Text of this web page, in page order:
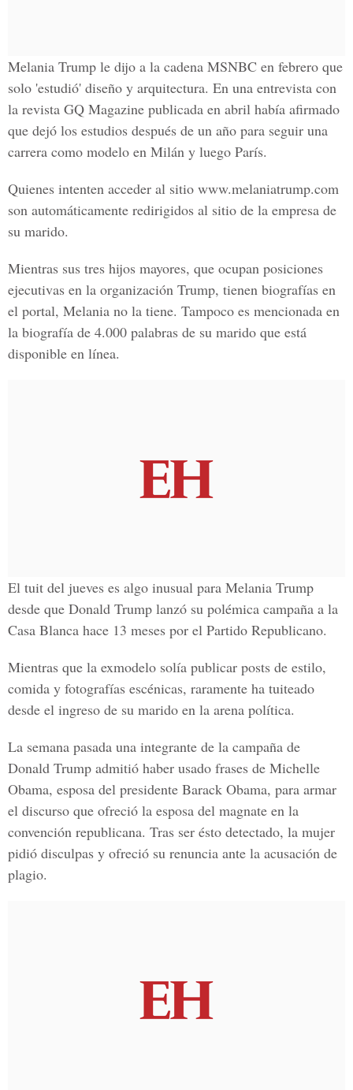
Melania Trump le dijo a la cadena MSNBC en febrero que
solo 'estudió' diseño y arquitectura. En una entrevista con
la revista GQ Magazine publicada en abril había afirmado
que dejó los estudios después de un año para seguir una
carrera como modelo en Milán y luego París.
Quienes intenten acceder al sitio www.melaniatrump.com
son automáticamente redirigidos al sitio de la empresa de
su marido.
Mientras sus tres hijos mayores, que ocupan posiciones
ejecutivas en la organización Trump, tienen biografías en
el portal, Melania no la tiene. Tampoco es mencionada en
la biografía de 4.000 palabras de su marido que está
disponible en línea.
El tuit del jueves es algo inusual para Melania Trump
desde que Donald Trump lanzó su polémica campaña a la
Casa Blanca hace 13 meses por el Partido Republicano.
Mientras que la exmodelo solía publicar posts de estilo,
comida y fotografías escénicas, raramente ha tuiteado
desde el ingreso de su marido en la arena política.
La semana pasada una integrante de la campaña de
Donald Trump admitió haber usado frases de Michelle
Obama, esposa del presidente Barack Obama, para armar
el discurso que ofreció la esposa del magnate en la
convención republicana. Tras ser ésto detectado, la mujer
pidió disculpas y ofreció su renuncia ante la acusación de
plagio.